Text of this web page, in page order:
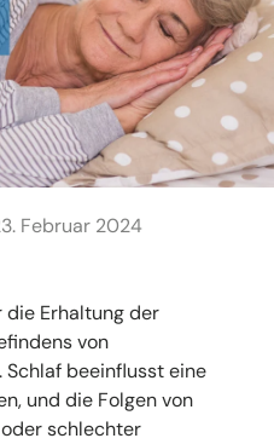
Februar 2024
Erhaltung der
von
beeinflusst eine
und die Folgen von
schlechter